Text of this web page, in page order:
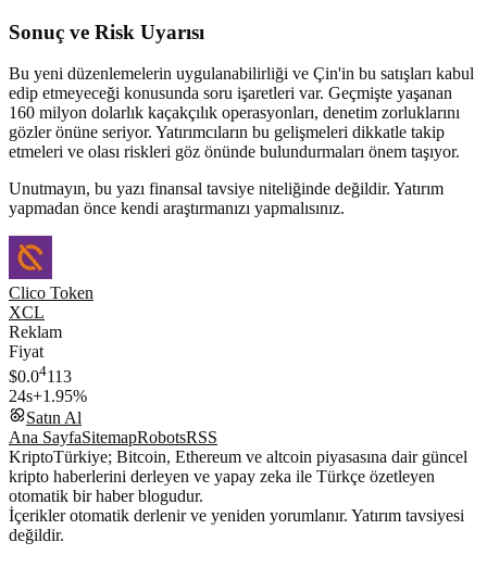
Sonuç ve Risk Uyarısı
Bu yeni düzenlemelerin uygulanabilirliği ve Çin'in bu satışları kabul
edip etmeyeceği konusunda soru işaretleri var. Geçmişte yaşanan
160 milyon dolarlık kaçakçılık operasyonları, denetim zorluklarını
gözler önüne seriyor. Yatırımcıların bu gelişmeleri dikkatle takip
etmeleri ve olası riskleri göz önünde bulundurmaları önem taşıyor.
Unutmayın, bu yazı finansal tavsiye niteliğinde değildir. Yatırım
yapmadan önce kendi araştırmanızı yapmalısınız.
Clico Token
XCL
Reklam
Fiyat
$0.04113
24s+1.95%
Satın Al
Ana SayfaSitemapRobotsRSS
KriptoTürkiye; Bitcoin, Ethereum ve altcoin piyasasına dair güncel
kripto haberlerini derleyen ve yapay zeka ile Türkçe özetleyen
otomatik bir haber blogudur.
İçerikler otomatik derlenir ve yeniden yorumlanır. Yatırım tavsiyesi
değildir.